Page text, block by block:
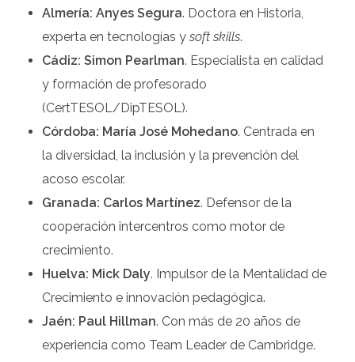
Almería: Anyes Segura. Doctora en Historia,
experta en tecnologías y soft skills.
Cádiz: Simon Pearlman. Especialista en calidad
y formación de profesorado
(CertTESOL/DipTESOL).
Córdoba: María José Mohedano. Centrada en
la diversidad, la inclusión y la prevención del
acoso escolar.
Granada: Carlos Martínez. Defensor de la
cooperación intercentros como motor de
crecimiento.
Huelva: Mick Daly. Impulsor de la Mentalidad de
Crecimiento e innovación pedagógica.
Jaén: Paul Hillman. Con más de 20 años de
experiencia como Team Leader de Cambridge.